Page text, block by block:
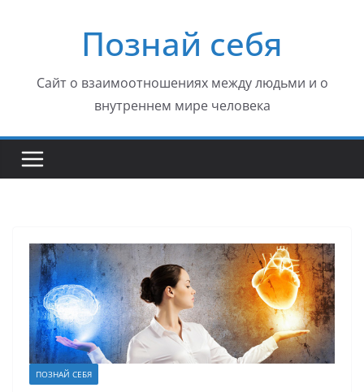
содержимомуПознай себя
Сайт о взаимоотношениях между людьми и о
внутреннем мире человека
ПОЗНАЙ СЕБЯ